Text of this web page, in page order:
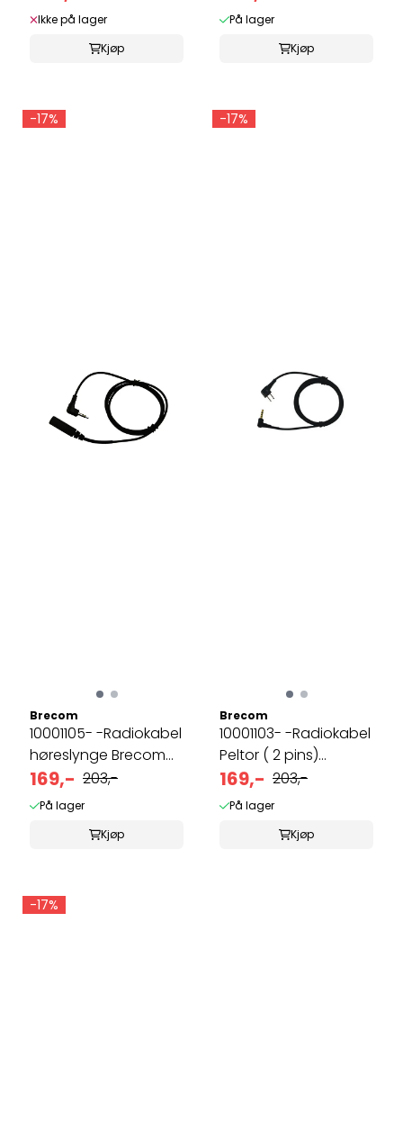
Ikke på lager
Kjøp
På lager
Kjøp
-17%
Brecom
10001105- -Radiokabel
høreslynge Brecom
m.fler
169,- 203,-
På lager
Kjøp
-17%
Brecom
10001103- -Radiokabel
Peltor ( 2 pins)
Brecom ...
169,- 203,-
På lager
Kjøp
-17%